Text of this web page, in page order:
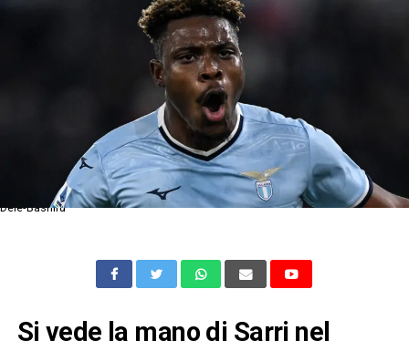
Dele-Bashiru
Si vede la mano di Sarri nel